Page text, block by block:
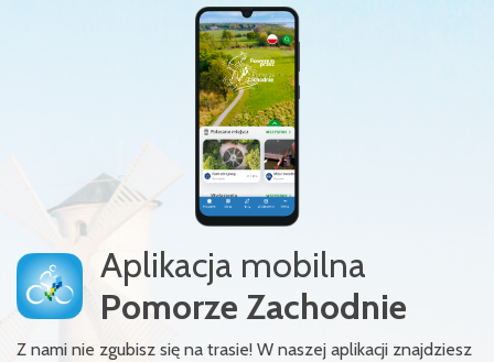
Aplikacja mobilna
Pomorze Zachodnie
Z nami nie zgubisz się na trasie! W naszej aplikacji znajdziesz